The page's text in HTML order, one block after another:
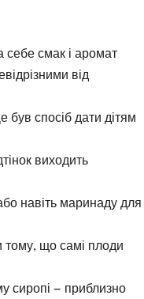
себе смак і аромат
від
був спосіб дати дітям
виходить
навіть маринаду для
тому, що самі плоди
сиропі — приблизно